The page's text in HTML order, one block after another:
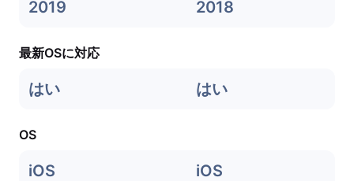
2019 2018
最新OSに対応
はい はい
OS
iOS iOS